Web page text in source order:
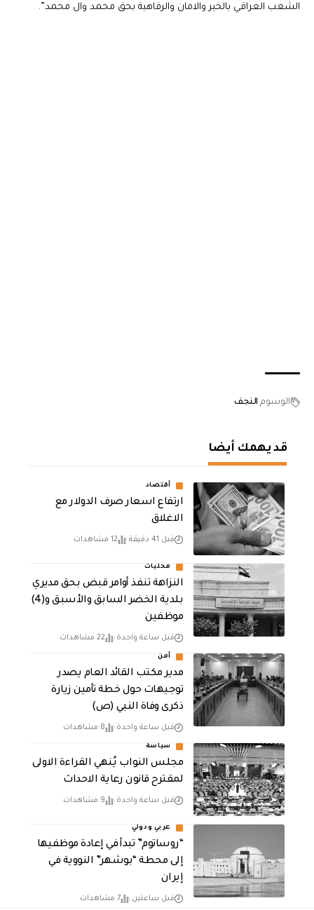
الشعب العراقي بالخير والامان والرفاهية بحق محمد وال محمد”.
الوسوم النجف
قد يهمك أيضا
أقتصاد
ارتفاع اسعار صرف الدولار مع
الاغلاق
قبل 41 دقيقة 12 مشاهدات
محليات
النزاهة تنفذ أوامر قبض بحق مديري
بلدية الخضر السابق والأسبق و(4)
موظفين
قبل ساعة واحدة 22 مشاهدات
أمن
مدير مكتب القائد العام يصدر
توجيهات حول خطة تأمين زيارة
ذكرى وفاة النبي (ص)
قبل ساعة واحدة 8 مشاهدات
سياسة
مجلس النواب يُنهي القراءة الاولى
لمقترح قانون رعاية الاحداث
قبل ساعة واحدة 9 مشاهدات
عربي ودولي
“روساتوم” تبدأ في إعادة موظفيها
إلى محطة “بوشهر” النووية في
إيران
قبل ساعتين 7 مشاهدات